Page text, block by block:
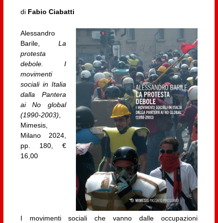
di Fabio Ciabatti
Alessandro
Barile,La
protesta
debole. I
movimenti
sociali in Italia
dalla Pantera
ai No global
(1990-2003)
Mimesis,
Milano 2024,
pp. 180, €
16,00
I movimenti sociali che vanno dalle occupazioni